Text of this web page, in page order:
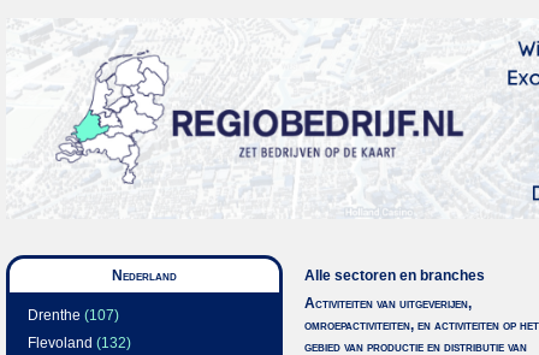
Nederland
Drenthe (107)
Flevoland (132)
Alle sectoren en branches
Activiteiten van uitgeverijen,
omroepactiviteiten, en activiteiten op het
gebied van productie en distributie van